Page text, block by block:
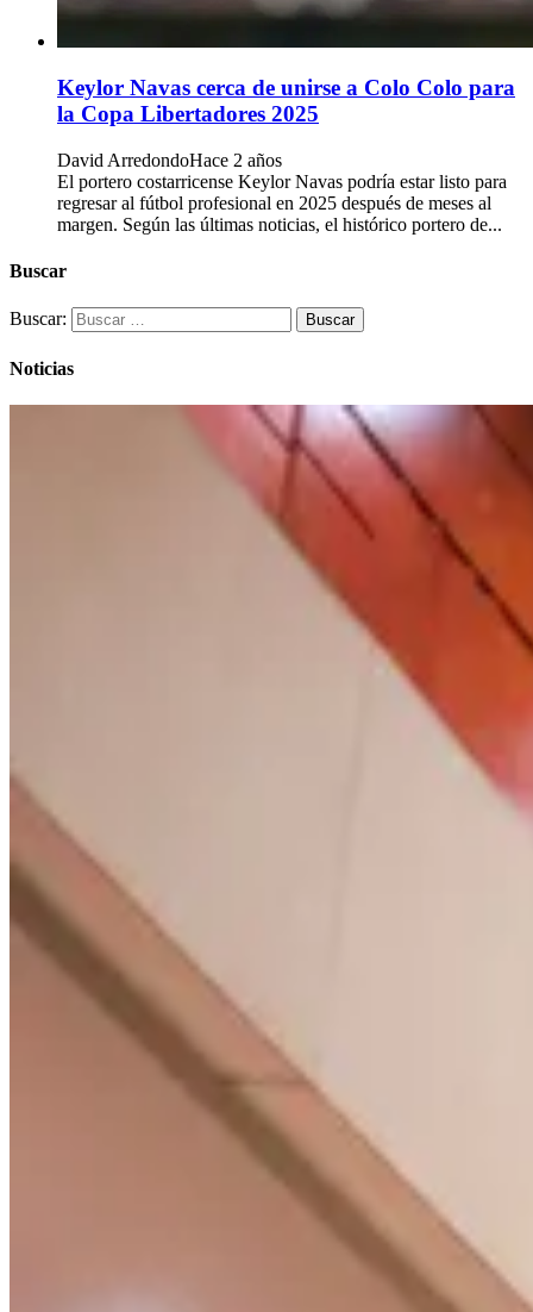
Keylor Navas cerca de unirse a Colo Colo para
la Copa Libertadores 2025
David ArredondoHace 2 años
El portero costarricense Keylor Navas podría estar listo para
regresar al fútbol profesional en 2025 después de meses al
margen. Según las últimas noticias, el histórico portero de...
Buscar
Buscar:
Noticias